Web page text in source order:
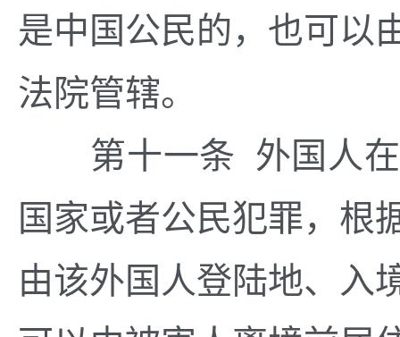
是中国公民的，也可以
法院管辖。
第十一条 外国人在
国家或者公民犯罪，根
由该外国人登陆地、入